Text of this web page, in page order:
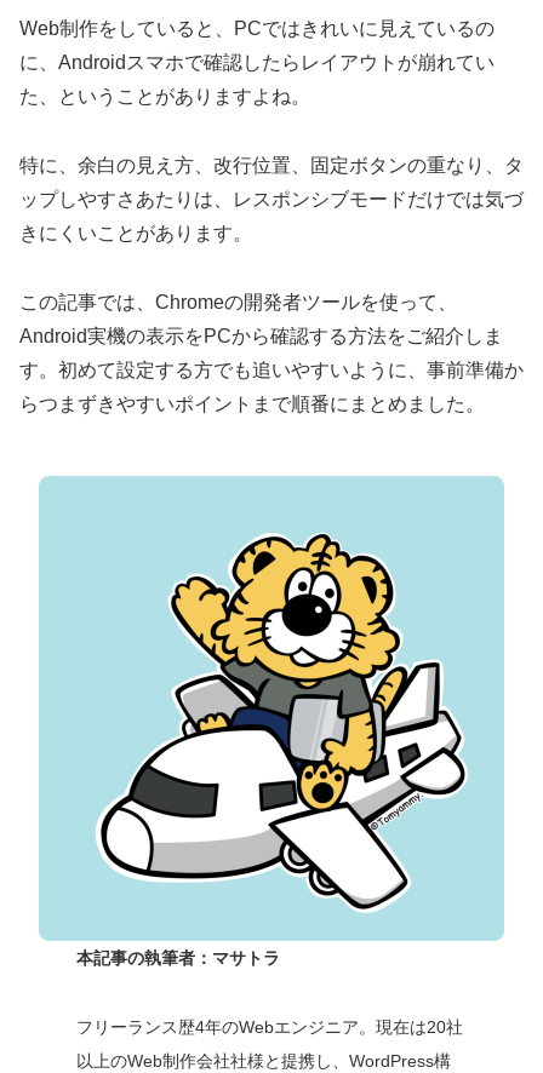
Web制作をしていると、PCではきれいに見えているの
に、Androidスマホで確認したらレイアウトが崩れてい
た、ということがありますよね。
特に、余白の見え方、改行位置、固定ボタンの重なり、タ
ップしやすさあたりは、レスポンシブモードだけでは気づ
きにくいことがあります。
この記事では、Chromeの開発者ツールを使って、
Android実機の表示をPCから確認する方法をご紹介しま
す。初めて設定する方でも追いやすいように、事前準備か
らつまずきやすいポイントまで順番にまとめました。
本記事の執筆者：マサトラ
フリーランス歴4年のWebエンジニア。現在は20社
以上のWeb制作会社社様と提携し、WordPress構